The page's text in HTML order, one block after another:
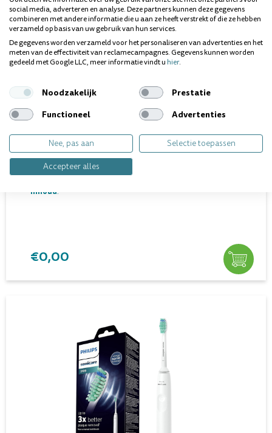
Inhoud:
€0,00
social media, adverteren en analyse. Deze partners kunnen deze gegevens
combineren met andere informatie die u aan ze heeft verstrekt of die ze hebben
verzameld op basis van uw gebruik van hun services.
De gegevens worden verzameld voor het personaliseren van advertenties en het
meten van de effectiviteit van reclamecampagnes. Gegevens kunnen worden
gedeeld met Google LLC, meer informatie vindt uhier.
Noodzakelijk
Prestatie
Functioneel
Advertenties
Nee, pas aan
Selectie toepassen
Accepteer alles